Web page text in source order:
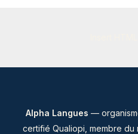
Alpha Langues —
certifié Qualiopi, membre du